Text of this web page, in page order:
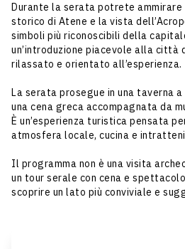
Durante la serata potrete
storico di Atene e la vista
simboli più riconoscibili della
un’introduzione piacevole alla città
rilassato e orientato all’esperienza.
La serata prosegue in una taverna
una cena greca accompagnata da
È un’esperienza turistica pensata
atmosfera locale, cucina e
Il programma non è una visita
un tour serale con cena e
scoprire un lato più conviviale e